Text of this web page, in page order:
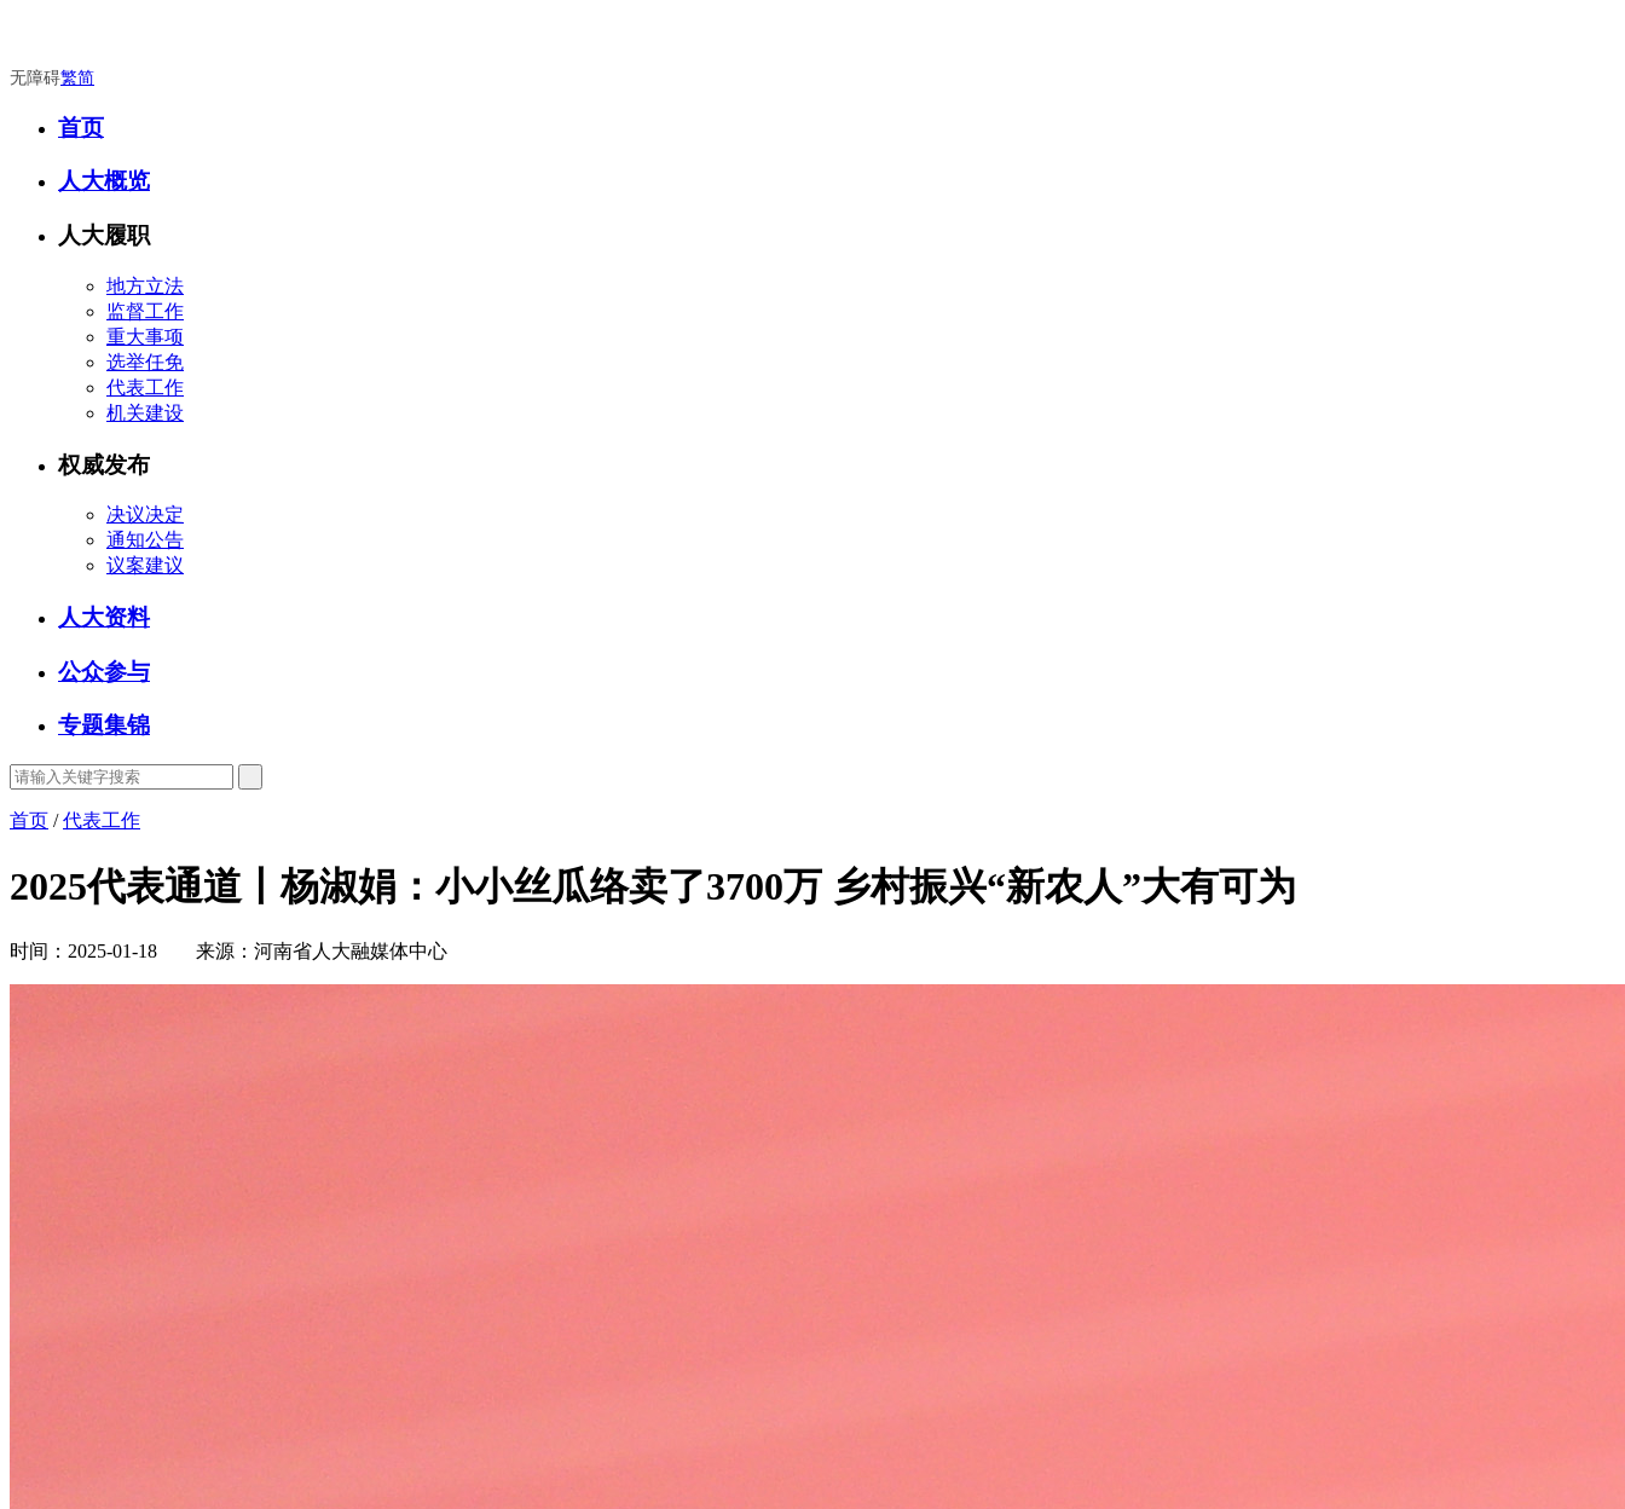
无障碍繁简
首页
人大概览
人大履职
地方立法
监督工作
重大事项
选举任免
代表工作
机关建设
权威发布
决议决定
通知公告
议案建议
人大资料
公众参与
专题集锦
首页 /代表工作
2025代表通道丨杨淑娟：小小丝瓜络卖了3700万 乡村振兴“新农人”大有可为
时间：2025-01-18 来源：河南省人大融媒体中心